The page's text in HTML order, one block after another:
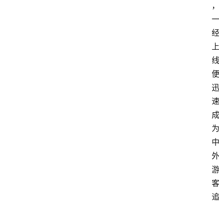
，
一
经
上
线
便
迅
速
成
为
中
外
游
客
追